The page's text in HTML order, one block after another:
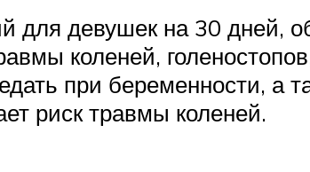
для девушек на 30 дней,
коленей,
при беременности, а
риск травмы коленей.